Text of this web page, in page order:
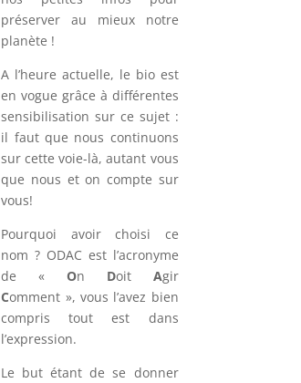
préserver au mieux notre
planète !
A l’heure actuelle, le bio est
en vogue grâce à différentes
sensibilisation sur ce sujet :
il faut que nous continuons
sur cette voie-là, autant vous
que nous et on compte sur
vous!
Pourquoi avoir choisi ce
nom ? ODAC est l’acronyme
de « On Doit Agir
Comment », vous l’avez bien
compris tout est dans
l’expression.
Le but étant de se donner